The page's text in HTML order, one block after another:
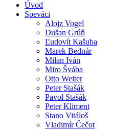
Úvod
Speváci
Alojz Vogel
Dušan Grúň
Ľudovít Kašuba
Marek Bednár
Milan Iván
Miro Švába
Otto Weiter
Peter Stašák
Pavol Stašák
Peter Kliment
Stano Vitáloš
Vladimír Čečot